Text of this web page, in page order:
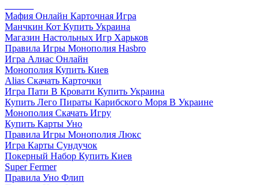
Мафия Онлайн Карточная Игра
Манчкин Кот Купить Украина
Магазин Настольных Игр Харьков
Правила Игры Монополия Hasbro
Игра Алиас Онлайн
Монополия Купить Киев
Alias Скачать Карточки
Игра Пати В Кровати Купить Украина
Купить Лего Пираты Карибского Моря В Украине
Монополия Скачать Игру
Купить Карты Уно
Правила Игры Монополия Люкс
Игра Карты Сундучок
Покерный Набор Купить Киев
Super Fermer
Правила Уно Флип